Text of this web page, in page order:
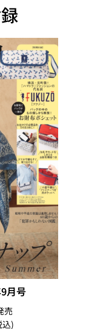
月号
売
)